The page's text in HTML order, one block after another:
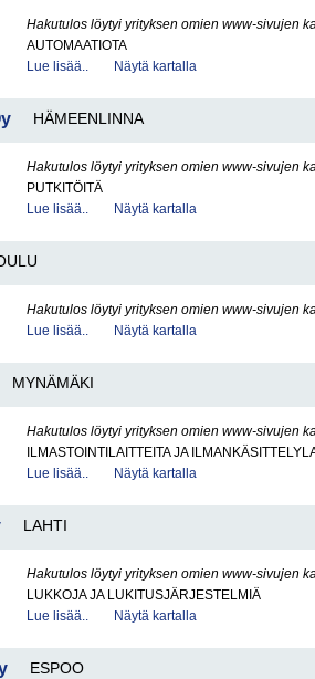
Hakutulos löytyi yrityksen omien www-sivujen
AUTOMAATIOTA
Lue lisää..
Näytä kartalla
HÄMEENLINNA
Hakutulos löytyi yrityksen omien www-sivujen
PUTKITÖITÄ
Lue lisää..
Näytä kartalla
Hakutulos löytyi yrityksen omien www-sivujen
Lue lisää..
Näytä kartalla
MYNÄMÄKI
Hakutulos löytyi yrityksen omien www-sivujen
ILMASTOINTILAITTEITA JA
Lue lisää..
Näytä kartalla
LAHTI
Hakutulos löytyi yrityksen omien www-sivujen
LUKKOJA JA LUKITUSJÄRJESTELMIÄ
Lue lisää..
Näytä kartalla
ESPOO